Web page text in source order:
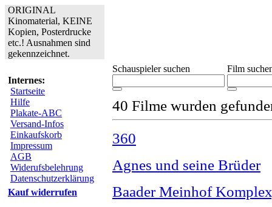
ORIGINAL
Kinomaterial, KEINE
Kopien, Posterdrucke
etc.! Ausnahmen sind
gekennzeichnet.
Internes:
Startseite
Hilfe
Plakate-ABC
Versand-Infos
Einkaufskorb
Impressum
AGB
Widerufsbelehrung
Datenschutzerklärung
Kauf widerrufen
Schauspieler suchen Film
40 Filme wurden
360
Agnes und seine Brüder
Baader Meinhof